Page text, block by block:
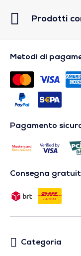
Prodotti
Metodi di
Pagamento
Consegna
Categoria